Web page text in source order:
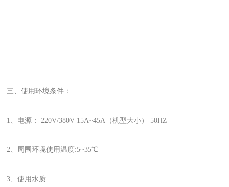
三、使用环境条件：
1、电源： 220V/380V 15A~45A（机型大小） 50HZ
2、周围环境使用温度:5~35℃
3、使用水质: